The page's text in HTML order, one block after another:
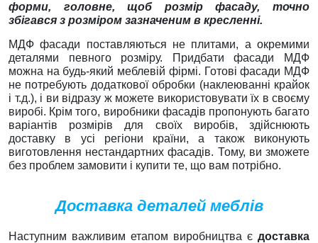
форми, головне, щоб розмір фасаду, точно
збігався з розміром зазначеним в кресленні.
МДФ фасади поставляються не плитами, а окремими
деталями певного розміру. Придбати фасади МДФ
можна на будь-який меблевій фірмі. Готові фасади МДФ
не потребують додаткової обробки (наклеюванні крайок
і т.д.), і ви відразу ж можете використовувати їх в своєму
виробі. Крім того, виробники фасадів пропонують багато
варіантів розмірів для своїх виробів, здійснюють
доставку в усі регіони країни, а також виконують
виготовлення нестандартних фасадів. Тому, ви зможете
без проблем замовити і купити те, що вам потрібно.
Доставка деталей меблів
Наступним важливим етапом виробництва є доставка